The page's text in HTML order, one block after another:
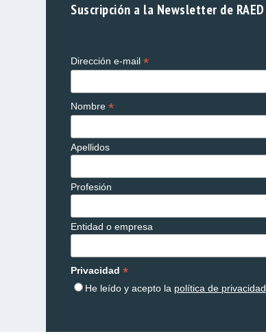
Suscripción a la Newsletter de RAED
Dirección e-mail*
Nombre*
Apellidos
Profesión
Entidad o empresa
Privacidad*
He leído y acepto la política de privacidad